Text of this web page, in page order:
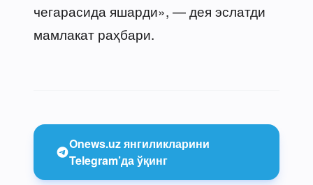
чегарасида яшарди», — дея эслатди
мамлакат раҳбари.
Onews.uz янгиликларини
Telegram’да ўқинг